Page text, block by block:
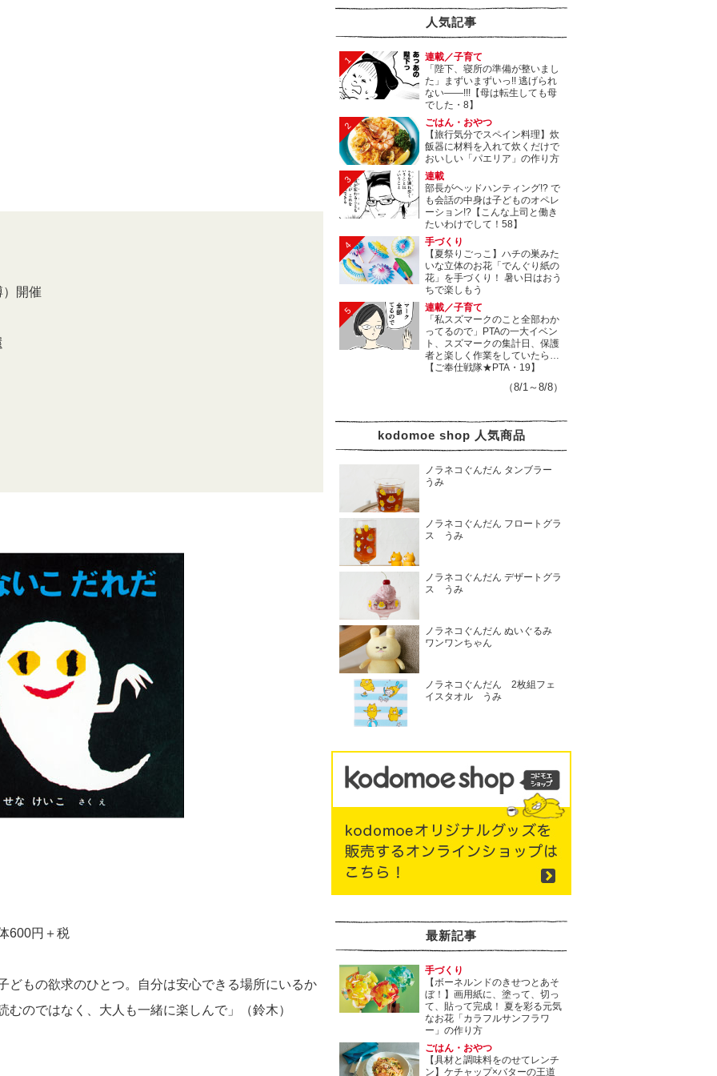
開催
600円＋税
どもの欲求のひとつ。自分は安心できる場所にいるか
のではなく、大人も一緒に楽しんで」（鈴木）
人気記事
1
連載／子育て
「陛下、寝所の準備が整いまし
た」まずいまずいっ!! 逃げられ
ない――!!!【母は転生しても母
でした・8】
2
ごはん・おやつ
【旅行気分でスペイン料理】炊
飯器に材料を入れて炊くだけで
おいしい「パエリア」の作り方
3
連載
部長がヘッドハンティング!? で
も会話の中身は子どものオペレ
ーション!?【こんな上司と働き
たいわけでして！58】
4
手づくり
【夏祭りごっこ】ハチの巣みた
いな立体のお花「でんぐり紙の
花」を手づくり！ 暑い日はおう
ちで楽しもう
5
連載／子育て
「私スズマークのこと全部わか
ってるので」PTAの一大イベン
ト、スズマークの集計日、保護
者と楽しく作業をしていたら…
【ご奉仕戦隊★PTA・19】
（8/1～8/8）
kodomoe shop 人気商品
ノラネコぐんだん タンブラー
うみ
ノラネコぐんだん フロートグラ
ス うみ
ノラネコぐんだん デザートグラ
ス うみ
ノラネコぐんだん ぬいぐるみ
ワンワンちゃん
ノラネコぐんだん 2枚組フェ
イスタオル うみ
最新記事
手づくり
【ボーネルンドのきせつとあそ
ぼ！】画用紙に、塗って、切っ
て、貼って完成！ 夏を彩る元気
なお花「カラフルサンフラワ
ー」の作り方
ごはん・おやつ
【具材と調味料をのせてレンチ
ン】ケチャップ×バターの王道